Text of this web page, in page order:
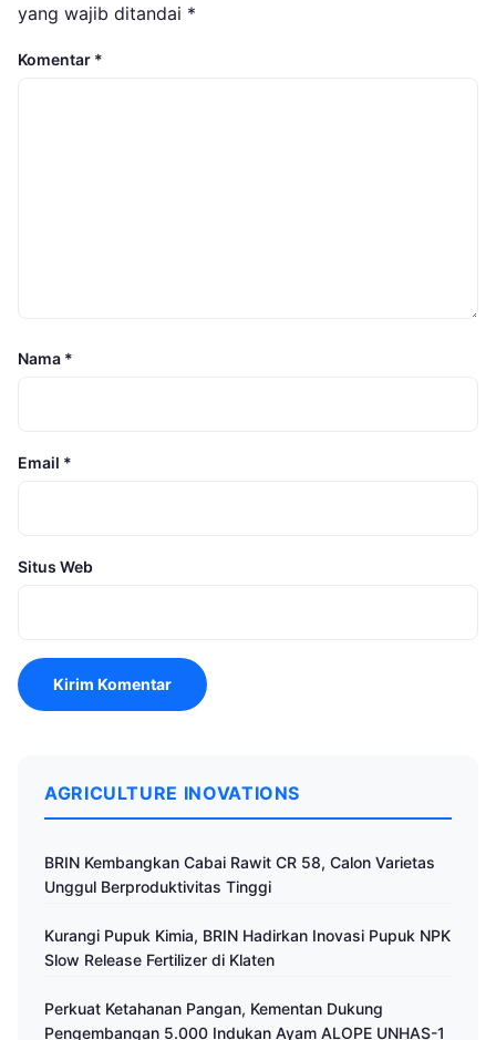
yang wajib ditandai *
Komentar *
Nama *
Email *
Situs Web
AGRICULTURE INOVATIONS
BRIN Kembangkan Cabai Rawit CR 58, Calon Varietas
Unggul Berproduktivitas Tinggi
Kurangi Pupuk Kimia, BRIN Hadirkan Inovasi Pupuk NPK
Slow Release Fertilizer di Klaten
Perkuat Ketahanan Pangan, Kementan Dukung
Pengembangan 5.000 Indukan Ayam ALOPE UNHAS-1